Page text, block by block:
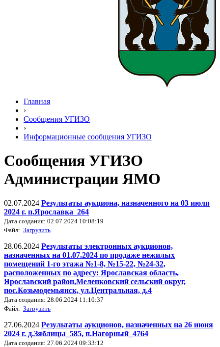
Главная
›
Сообщения УГИЗО
›
Информационные сообщения УГИЗО
Сообщения УГИЗО
Администрации ЯМО
02.07.2024 Результаты аукциона, назначенного на 03 июля
2024 г. п.Ярославка_264
Дата создания: 02.07.2024 10:08:19
Файл: Загрузить
28.06.2024 Результаты электронных аукционов,
назначенных на 01.07.2024 по продаже нежилых
помещений 1-го этажа №1-8, №15-22, №24-32,
расположенных по адресу: Ярославская область,
Ярославский район,Меленковский сельский округ,
пос.Козьмодемьянск, ул.Центральная, д.4
Дата создания: 28.06.2024 11:10:37
Файл: Загрузить
27.06.2024 Результаты аукционов, назначенных на 26 июня
2024 г. д.Зяблицы_585, п.Нагорный_4764
Дата создания: 27.06.2024 09:33:12